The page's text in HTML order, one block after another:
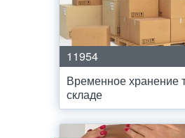
11954
Временное хранение
складе